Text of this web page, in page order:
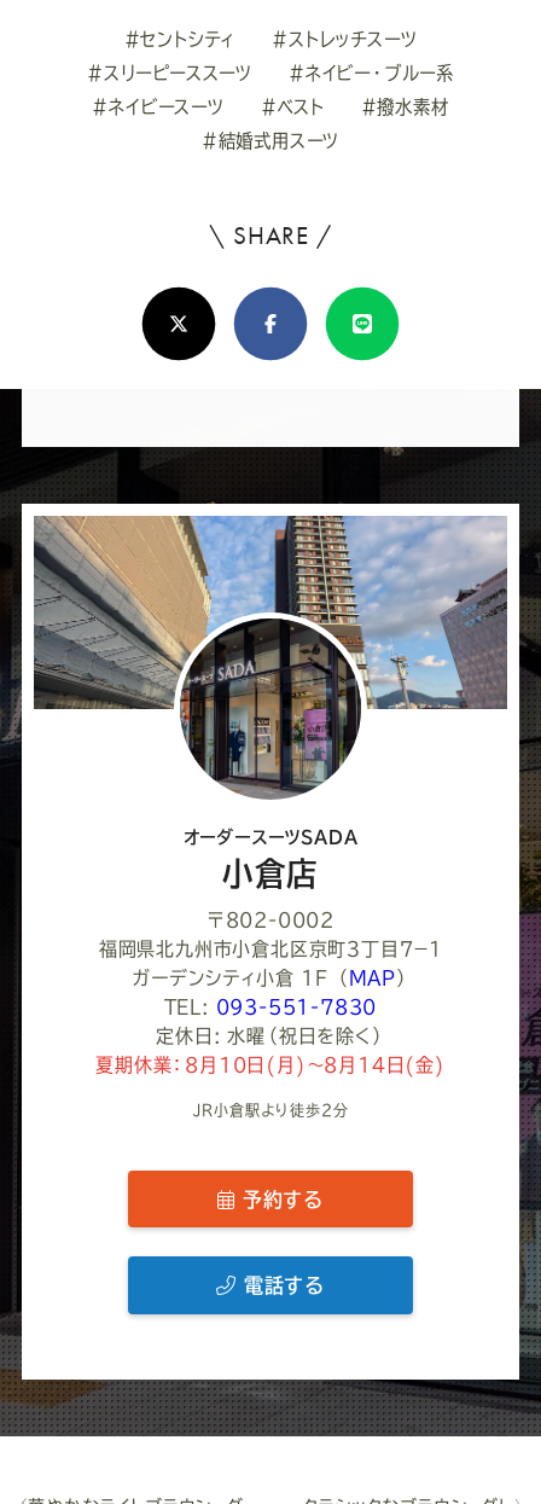
#セントシティ
#ストレッチスーツ
#スリーピーススーツ
#ネイビー・ブルー系
#ネイビースーツ
#ベスト
#撥水素材
#結婚式用スーツ
\ SHARE /
ろ
し
け
シ
ェ
ア
し
て
く
だ
X(Twitter)FacebookLine
オーダースーツSADA
小倉店
〒802-0002
福岡県北九州市小倉北区京町３丁目７−１
ガーデンシティ小倉 1F
（ MAP ）
TEL: 093-551-7830
定休日: 水曜（祝日を除く）
夏期休業：8月10日(月)～8月14日(金)
JR小倉駅より徒歩2分
予約する
電話する